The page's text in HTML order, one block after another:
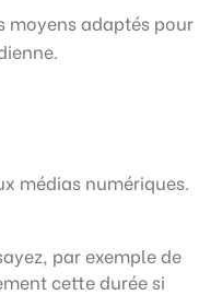
moyens adaptés pour
médias numériques.
par exemple de
cette durée si